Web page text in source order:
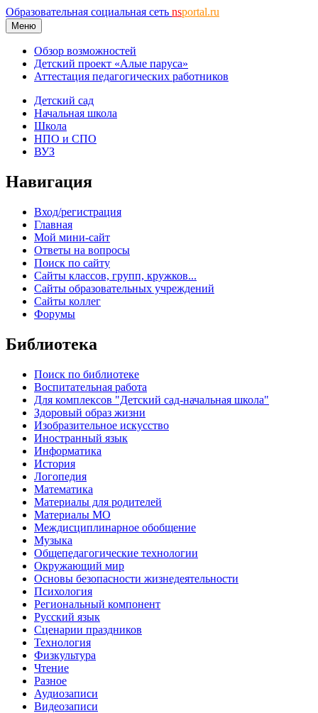
Образовательная социальная сеть nsportal.ru
Меню
Обзор возможностей
Детский проект «Алые паруса»
Аттестация педагогических работников
Детский сад
Начальная школа
Школа
НПО и СПО
ВУЗ
Навигация
Вход/регистрация
Главная
Мой мини-сайт
Ответы на вопросы
Поиск по сайту
Сайты классов, групп, кружков...
Сайты образовательных учреждений
Сайты коллег
Форумы
Библиотека
Поиск по библиотеке
Воспитательная работа
Для комплексов "Детский сад-начальная школа"
Здоровый образ жизни
Изобразительное искусство
Иностранный язык
Информатика
История
Логопедия
Математика
Материалы для родителей
Материалы МО
Междисциплинарное обобщение
Музыка
Общепедагогические технологии
Окружающий мир
Основы безопасности жизнедеятельности
Психология
Региональный компонент
Русский язык
Сценарии праздников
Технология
Физкультура
Чтение
Разное
Аудиозаписи
Видеозаписи